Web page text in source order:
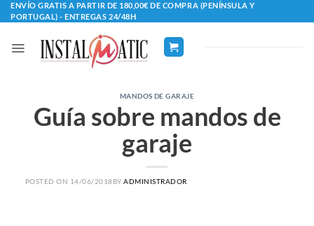
Saltar
al
contenido
ENVÍO GRATIS A PARTIR DE 180,00€ DE COMPRA (PENÍNSULA Y
PORTUGAL) - ENTREGAS 24/48H
MANDOS DE GARAJE
Guía sobre mandos de
garaje
POSTED ON 14/06/2018 BYADMINISTRADOR